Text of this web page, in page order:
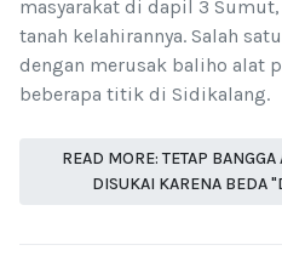
masyarakat di dapil 3
tanah kelahirannya. Salah
dengan merusak baliho alat
beberapa titik di Sidikalang.
READ MORE: TETAP
DISUKAI KARENA BEDA